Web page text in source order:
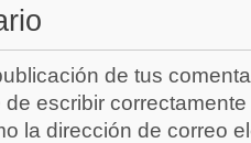
de tus
escribir
la dirección de correo